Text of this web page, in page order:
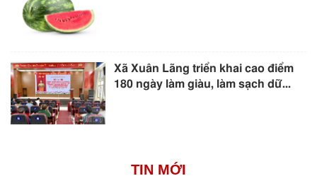
Xã Xuân Lãng triển khai cao điểm
180 ngày làm giàu, làm sạch dữ...
TIN MỚI